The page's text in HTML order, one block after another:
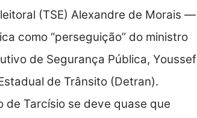
(TSE) Alexandre de Morais —
como “perseguição” do ministro
de Segurança Pública, Youssef
de Trânsito (Detran).
de Tarcísio se deve quase que